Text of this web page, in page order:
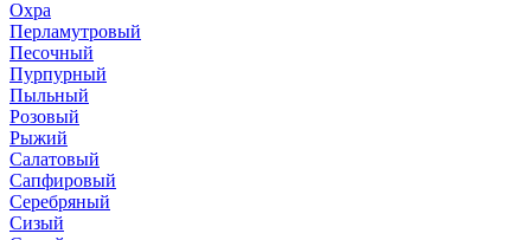
Охра
Перламутровый
Песочный
Пурпурный
Пыльный
Розовый
Рыжий
Салатовый
Сапфировый
Серебряный
Сизый